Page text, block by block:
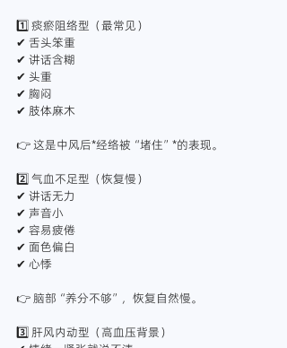
1️⃣ 痰瘀阻络型（最常见）
✔ 舌头笨重
✔ 讲话含糊
✔ 头重
✔ 胸闷
✔ 肢体麻木
👉 这是中风后*经络被“堵住”*的表现。
2️⃣ 气血不足型（恢复慢）
✔ 讲话无力
✔ 声音小
✔ 容易疲倦
✔ 面色偏白
✔ 心悸
👉 脑部“养分不够”，恢复自然慢。
3️⃣ 肝风内动型（高血压背景）